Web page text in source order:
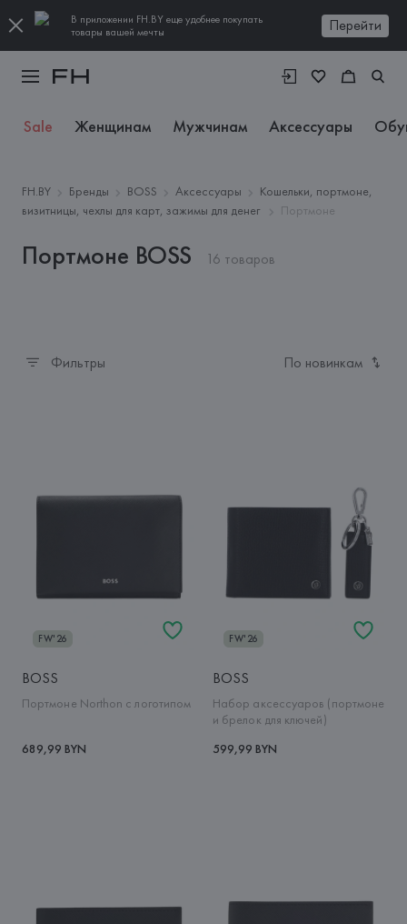
В приложении FH.BY еще удобнее покупать
товары вашей мечты
Перейти
Sale Женщинам Мужчинам Аксессуары
FH.BY Бренды BOSS Аксессуары
Кошельки, портмоне,
визитницы, чехлы для карт, зажимы для денег
Портмоне
Портмоне BOSS 16 товаров
Фильтры По новинкам
FW'26
BOSS
Портмоне Northon с логотипом
689,99 BYN
FW'26
BOSS
Набор аксессуаров (портмоне
и брелок для ключей)
599,99 BYN